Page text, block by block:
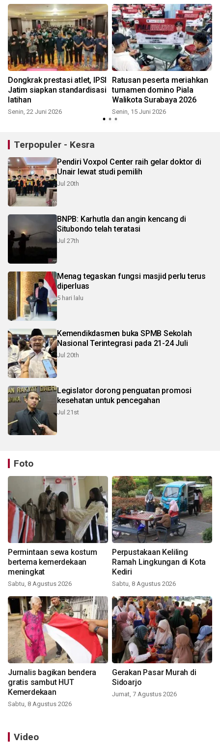
Dongkrak prestasi atlet, IPSI
Jatim siapkan standardisasi
latihan
Senin, 22 Juni 2026
Ratusan peserta meriahkan
turnamen domino Piala
Walikota Surabaya 2026
Senin, 15 Juni 2026
Terpopuler - Kesra
Pendiri Voxpol Center raih gelar doktor di
Unair lewat studi pemilih
Jul 20th
BNPB: Karhutla dan angin kencang di
Situbondo telah teratasi
Jul 27th
Menag tegaskan fungsi masjid perlu terus
diperluas
5 hari lalu
Kemendikdasmen buka SPMB Sekolah
Nasional Terintegrasi pada 21-24 Juli
Jul 20th
Legislator dorong penguatan promosi
kesehatan untuk pencegahan
Jul 21st
Foto
Permintaan sewa kostum
bertema kemerdekaan
meningkat
Sabtu, 8 Agustus 2026
Perpustakaan Keliling
Ramah Lingkungan di Kota
Kediri
Sabtu, 8 Agustus 2026
Jurnalis bagikan bendera
gratis sambut HUT
Kemerdekaan
Sabtu, 8 Agustus 2026
Gerakan Pasar Murah di
Sidoarjo
Jumat, 7 Agustus 2026
Video